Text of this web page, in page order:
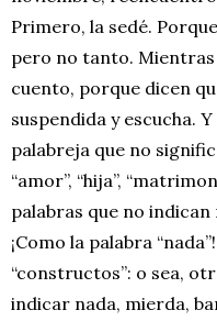
Primero, la sedé.
pero no tanto. Mientras
cuento, porque dicen
suspendida y escucha.
palabreja que no
“amor”, “hija”,
palabras que no indican
¡Como la palabra
“constructos”: o sea,
indicar nada, mierda,